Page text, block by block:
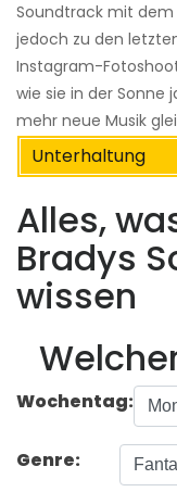
Soundtrack mit dem
jedoch zu den
Instagram-
wie sie in der Sonne
mehr neue Musik
Unterhaltung
Alles,
Bradys
wissen
Wochentag:
Genre: